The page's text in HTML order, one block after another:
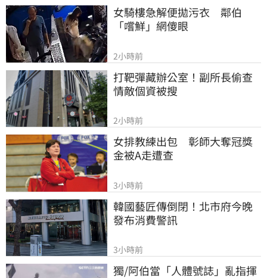
女騎樓急解便拋污衣　鄰伯
「嚐鮮」網傻眼
2小時前
打靶彈藏辦公室！副所長偷查
情敵個資被搜
2小時前
女排教練出包　彰師大奪冠獎
金被A走遭查
3小時前
韓國藝匠傳倒閉！北市府今晚
發布消費警訊
3小時前
獨/阿伯當「人體號誌」亂指揮